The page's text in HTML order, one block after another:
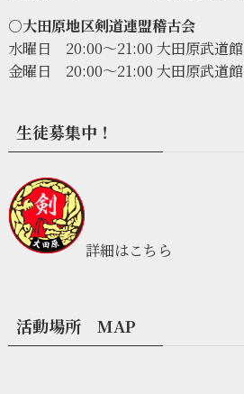
○大田原地区剣道連盟稽古会
水曜日 20:00〜21:00 大田原武道館
金曜日 20:00〜21:00 大田原武道館
生徒募集中！
詳細はこちら
活動場所 MAP